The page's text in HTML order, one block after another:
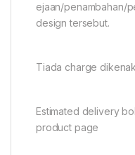
ejaan/penambahan/
design tersebut.
Tiada charge
Estimated delivery
product page